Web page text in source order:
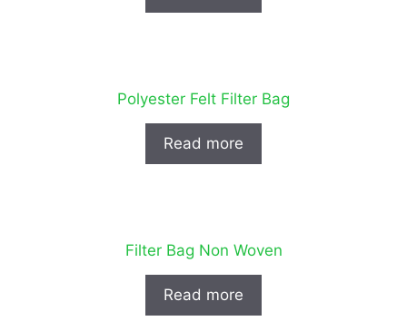
Polyester Felt Filter Bag
Read more
Filter Bag Non Woven
Read more